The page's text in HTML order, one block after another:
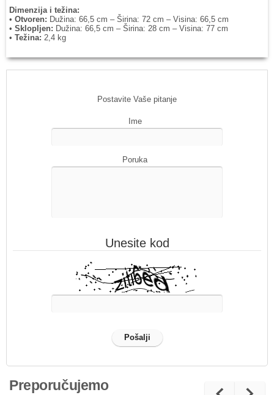
Dimenzija i težina:
• Otvoren: Dužina: 66,5 cm – Širina: 72 cm – Visina: 66,5 cm
• Sklopljen: Dužina: 66,5 cm – Širina: 28 cm – Visina: 77 cm
• Težina: 2,4 kg
Postavite Vaše pitanje
Ime
Poruka
Unesite kod
Preporučujemo